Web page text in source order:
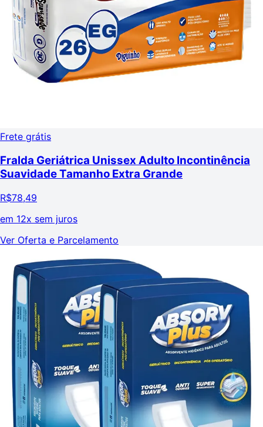
Frete grátis
Fralda Geriátrica Unissex Adulto Incontinência
Suavidade Tamanho Extra Grande
R$78,49
em 12x sem juros
Ver Oferta e Parcelamento